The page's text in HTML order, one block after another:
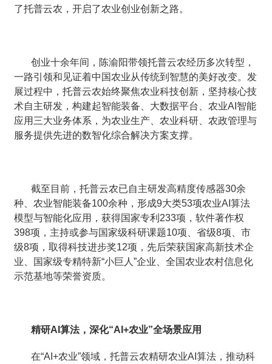
了托普云农，开启了农业创业创新之路。
创业十余年间，陈渝阳带领托普云农经历多次转型，
一路引领和见证着中国农业从传统到智慧的美好改变。发
展过程中，托普云农始终聚焦农业科技创新，坚持核心技
术自主研发，构建起智能装备、大数据平台、农业AI智能
应用三大业务体系，为农业生产、农业科研、农政管理与
服务提供先进的数智化综合解决方案支撑。
截至目前，托普云农已自主研发高精度传感器30余
种、农业智能装备100余种，形成9大类53项农业AI算法
模型与智能化应用，获得国家专利233项，软件著作权
398项，主持或参与国家级科研课题10项、省级8项、市
级8项，取得科技进步奖12项，先后荣获国家高新技术企
业、国家级专精特新“小巨人”企业、全国农业农村信息化
示范基地等荣誉资质。
精研AI算法，深化“AI+农业”全场景应用
在“AI+农业”领域，托普云农精研农业AI算法，推动科